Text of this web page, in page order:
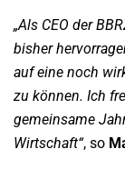
„Als CEO der
bisher
auf eine noch
zu können. Ich
gemeinsame
Wirtschaft“, so